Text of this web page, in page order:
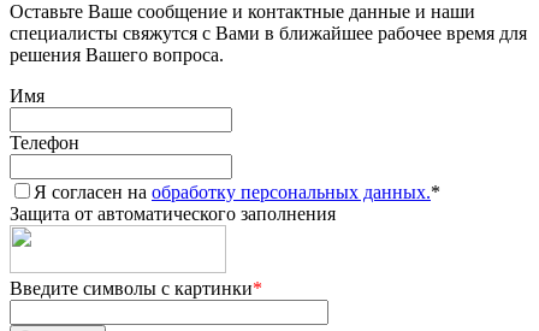
Оставьте Ваше сообщение и контактные данные и наши
специалисты свяжутся с Вами в ближайшее рабочее время для
решения Вашего вопроса.
Имя
Телефон
Я согласен на обработку персональных данных.*
Защита от автоматического заполнения
Введите символы с картинки*